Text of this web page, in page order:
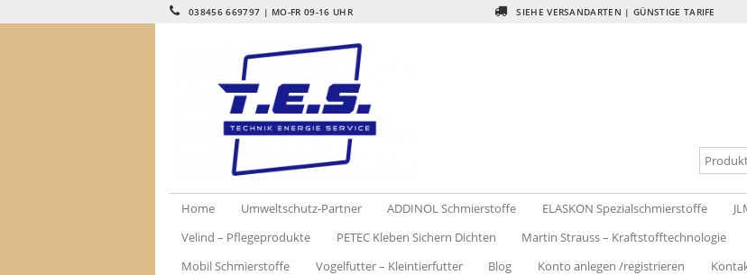
038456 669797 | MO-FR 09-16 UHR SIEHE VERSANDARTEN | GÜNSTIGE TARIFE
Home Umweltschutz-Partner ADDINOL Schmierstoffe ELASKON Spezialschmierstoffe
Velind – Pflegeprodukte
PETEC Kleben Sichern Dichten Martin Strauss – Kraftstofftechnologie
Mobil Schmierstoffe
Vogelfutter – Kleintierfutter Blog Konto anlegen /registrieren